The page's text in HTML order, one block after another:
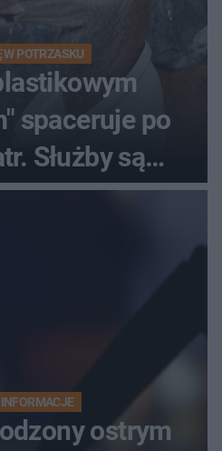
W POTRZASKU
spaceruje po
Służby są
ostrym